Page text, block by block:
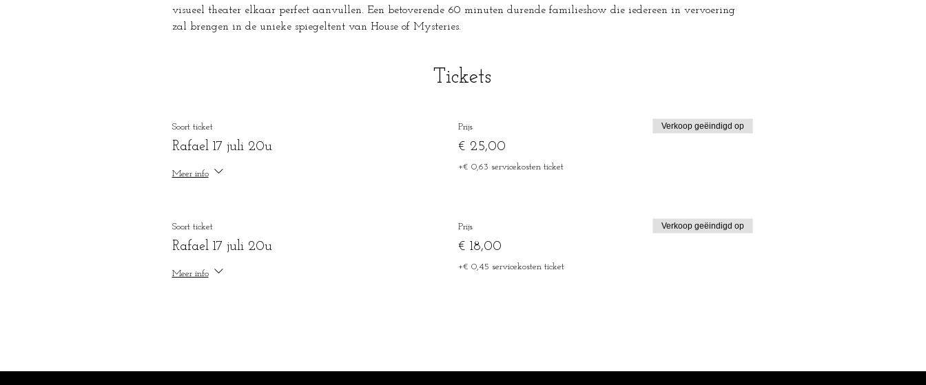
visueel theater elkaar perfect aanvullen. Een betoverende 60 minuten durende familieshow die iedereen in vervoering
zal brengen in de unieke spiegeltent van House of Mysteries.
Tickets
Soort ticket
Rafael 17 juli 20u
Meer info
Prijs
€ 25,00
+€ 0,63 servicekosten ticket
Verkoop geëindigd op
Soort ticket
Rafael 17 juli 20u
Meer info
Prijs
€ 18,00
+€ 0,45 servicekosten ticket
Verkoop geëindigd op